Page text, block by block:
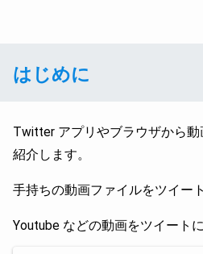
はじめに
Twitter アプリやブラウザから
紹介します。
手持ちの動画ファイルをツイー
Youtube などの動画をツイート